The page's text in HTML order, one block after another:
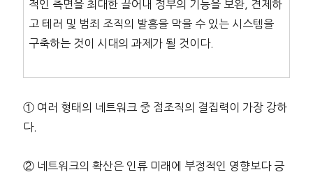
적인 측면을 최대한 끌어내 정부의 기능을 보완, 견제하
고 테러 및 범죄 조직의 발흥을 막을 수 있는 시스템을
구축하는 것이 시대의 과제가 될 것이다.
① 여러 형태의 네트워크 중 점조직의 결집력이 가장 강하
다.
② 네트워크의 확산은 인류 미래에 부정적인 영향보다 긍